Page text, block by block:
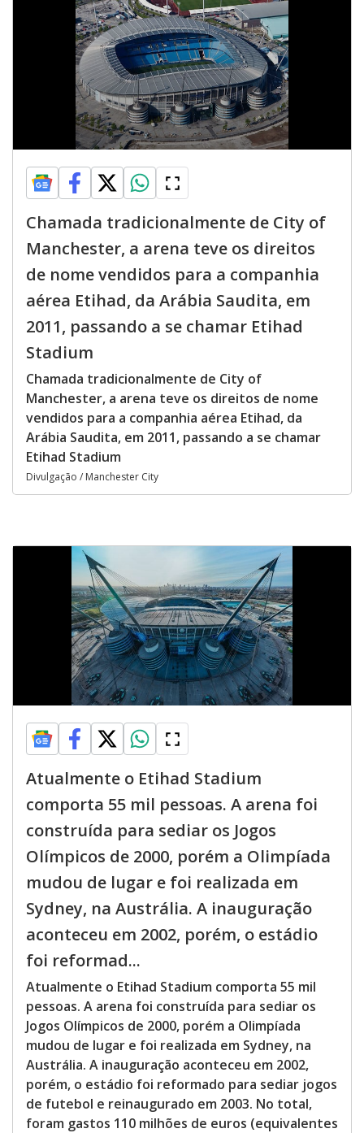
Chamada tradicionalmente de City of
Manchester, a arena teve os direitos
de nome vendidos para a companhia
aérea Etihad, da Arábia Saudita, em
2011, passando a se chamar Etihad
Stadium
Chamada tradicionalmente de City of
Manchester, a arena teve os direitos de nome
vendidos para a companhia aérea Etihad, da
Arábia Saudita, em 2011, passando a se chamar
Etihad Stadium
Divulgação / Manchester City
Atualmente o Etihad Stadium
comporta 55 mil pessoas. A arena foi
construída para sediar os Jogos
Olímpicos de 2000, porém a Olimpíada
mudou de lugar e foi realizada em
Sydney, na Austrália. A inauguração
aconteceu em 2002, porém, o estádio
foi reformad...
Atualmente o Etihad Stadium comporta 55 mil
pessoas. A arena foi construída para sediar os
Jogos Olímpicos de 2000, porém a Olimpíada
mudou de lugar e foi realizada em Sydney, na
Austrália. A inauguração aconteceu em 2002,
porém, o estádio foi reformado para sediar jogos
de futebol e reinaugurado em 2003. No total,
foram gastos 110 milhões de euros (equivalentes